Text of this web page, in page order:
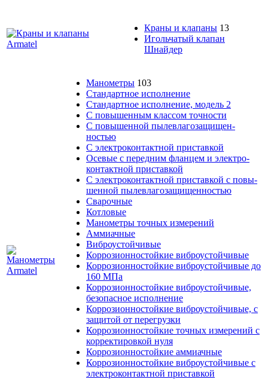
Краны и клапаны 13
Игольчатый клапан
Шнайдер
Манометры 103
Стандартное исполнение
Стандартное исполнение, модель 2
С по­вы­шен­ным клас­сом точности
С по­вы­шен­ной пы­ле­вла­го­защи­щен­
ностью
С элек­тро­кон­такт­ной при­став­кой
Осе­вые с пе­ред­ним флан­цем и элек­тро­
кон­такт­ной приставкой
С элек­тро­контакт­ной при­став­кой с по­вы­
шен­ной пыле­вла­го­за­щи­щен­ностью
Сварочные
Котловые
Манометры точ­ных изме­ре­ний
Аммиачные
Виб­ро­ус­той­чи­вые
Кор­ро­зи­он­но­стой­кие виб­ро­ус­той­чи­вые
Кор­ро­зи­он­но­стой­кие виб­ро­ус­той­чи­вые до
160 МПа
Кор­ро­зи­он­но­стой­кие виб­ро­ус­той­чи­вые,
бе­зо­пас­ное ис­пол­не­ние
Кор­ро­зи­он­но­стой­кие виб­ро­ус­той­чи­вые, с
за­щи­той от пе­ре­груз­ки
Кор­ро­зи­он­но­стой­кие точ­ных изме­ре­ний с
кор­рек­ти­ров­кой нуля
Кор­ро­зи­он­но­стой­кие ам­ми­ач­ные
Кор­ро­зи­он­но­стой­кие виб­ро­ус­той­чи­вые с
элек­тро­кон­такт­ной при­став­кой